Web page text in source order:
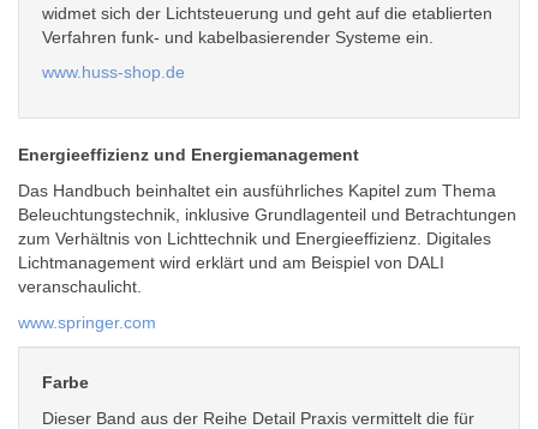
widmet sich der Lichtsteuerung und geht auf die etablierten
Verfahren funk- und kabelbasierender Systeme ein.
www.huss-shop.de
Energieeffizienz und Energiemanagement
Das Handbuch beinhaltet ein ausführliches Kapitel zum Thema
Beleuchtungstechnik, inklusive Grundlagenteil und Betrachtungen
zum Verhältnis von Lichttechnik und Energieeffizienz. Digitales
Lichtmanagement wird erklärt und am Beispiel von DALI
veranschaulicht.
www.springer.com
Farbe
Dieser Band aus der Reihe Detail Praxis vermittelt die für